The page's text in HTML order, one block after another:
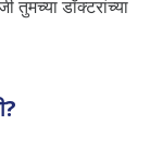
डॉक्टरांच्या